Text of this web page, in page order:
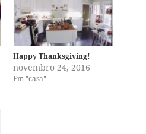
Happy Thanksgiving!
novembro 24, 2016
Em "casa"